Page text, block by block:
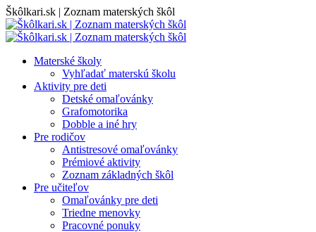
Skip
to
content
Škôlkari.sk | Zoznam materských škôl
Materské školy
Vyhľadať materskú školu
Aktivity pre deti
Detské omaľovánky
Grafomotorika
Dobble a iné hry
Pre rodičov
Antistresové omaľovánky
Prémiové aktivity
Zoznam základných škôl
Pre učiteľov
Omaľovánky pre deti
Triedne menovky
Pracovné ponuky